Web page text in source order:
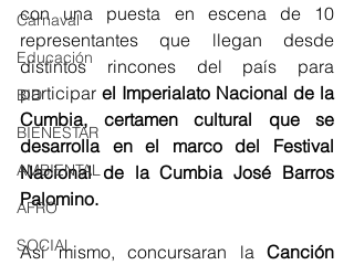
Carnaval
Educación
BID
BIENESTAR
AMBIENTAL
AFRO
SOCIAL
con una puesta en escena de 10
representantes que llegan desde
distintos rincones del país para
participar el Imperialato Nacional de la
Cumbia, certamen cultural que se
desarrolla en el marco del Festival
Nacional de la Cumbia José Barros
Palomino.
Así mismo, concursaran la Canción